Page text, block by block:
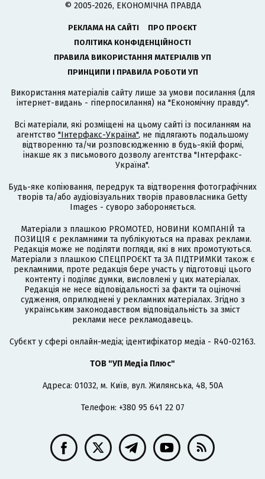
© 2005-2026, ЕКОНОМІЧНА ПРАВДА
РЕКЛАМА НА САЙТІ
ПРО ПРОЄКТ
ПОЛІТИКА КОНФІДЕНЦІЙНОСТІ
ПРАВИЛА ВИКОРИСТАННЯ МАТЕРІАЛІВ УП
ПРИНЦИПИ І ПРАВИЛА РОБОТИ УП
Використання матеріалів сайту лише за умови посилання (для
інтернет-видань - гіперпосилання) на "Економічну правду".
Всі матеріали, які розміщені на цьому сайті із посиланням на
агентство "Інтерфакс-Україна", не підлягають подальшому
відтворенню та/чи розповсюдженню в будь-якій формі,
інакше як з письмового дозволу агентства "Інтерфакс-
Україна".
Будь-яке копіювання, передрук та відтворення фотографічних
творів та/або аудіовізуальних творів правовласника Getty
Images - суворо забороняється.
Матеріали з плашкою PROMOTED, НОВИНИ КОМПАНІЙ та
ПОЗИЦІЯ є рекламними та публікуються на правах реклами.
Редакція може не поділяти погляди, які в них промотуються.
Матеріали з плашкою СПЕЦПРОЄКТ та ЗА ПІДТРИМКИ також є
рекламними, проте редакція бере участь у підготовці цього
контенту і поділяє думки, висловлені у цих матеріалах.
Редакція не несе відповідальності за факти та оціночні
судження, оприлюднені у рекламних матеріалах. Згідно з
українським законодавством відповідальність за зміст
реклами несе рекламодавець.
Cубєкт у сфері онлайн-медіа; ідентифікатор медіа - R40-02163.
ТОВ "УП Медіа Плюс"
Адреса: 01032, м. Київ, вул. Жилянська, 48, 50А
Телефон: +380 95 641 22 07